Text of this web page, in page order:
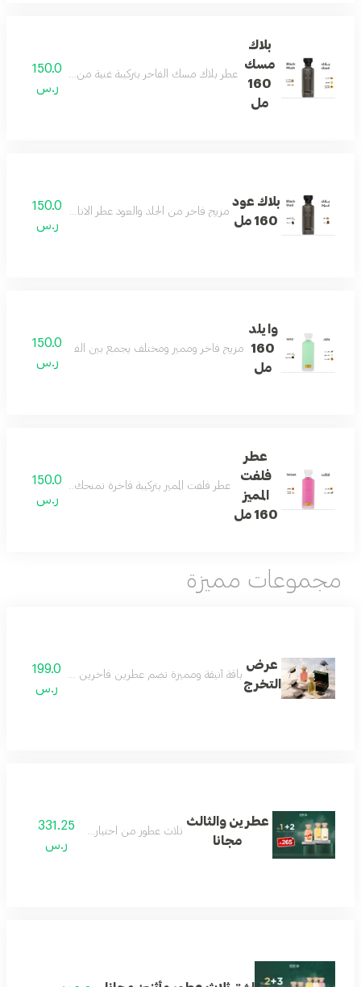
بلاك
مسك
160
مل
عطر بلاك مسك الفاخر بتركيبة غنية من الجلد الأنيق
150.0
ر.س
بلاك عود
160 مل
مزيج فاخر من الجلد والعود عطر الاناقه والفخامه
150.0
ر.س
وايلد
160
مل
مزيج فاخر ومميز ومختلف يجمع بين الفانيلا والكمثرى
150.0
ر.س
عطر
فلفت
المميز
160 مل
عطر فلفت المميز بتركيبة فاخرة تمنحك رائحة منعشة
150.0
ر.س
مجموعات مميزة
عرض
التخرج
باقة أنيقة ومميزة تضم عطرين فاخرين مع عود مختار
199.0
ر.س
عطرين والثالث
مجانا
ثلاث عطور من اختيار العميل331.25
ر.س